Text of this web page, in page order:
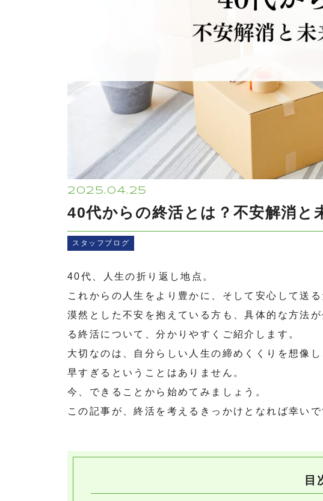
2025.04.25
40代からの終活とは？不安解消と
スタッフブログ
40代、人生の折り返し地点。
これからの人生をより豊かに、そして安心して送
漠然とした不安を抱えている方も、具体的な方法
る終活について、分かりやすくご紹介します。
大切なのは、自分らしい人生の締めくくりを想像し
早すぎるということはありません。
今、できることから始めてみましょう。
この記事が、終活を考えるきっかけとなれば幸いで
目